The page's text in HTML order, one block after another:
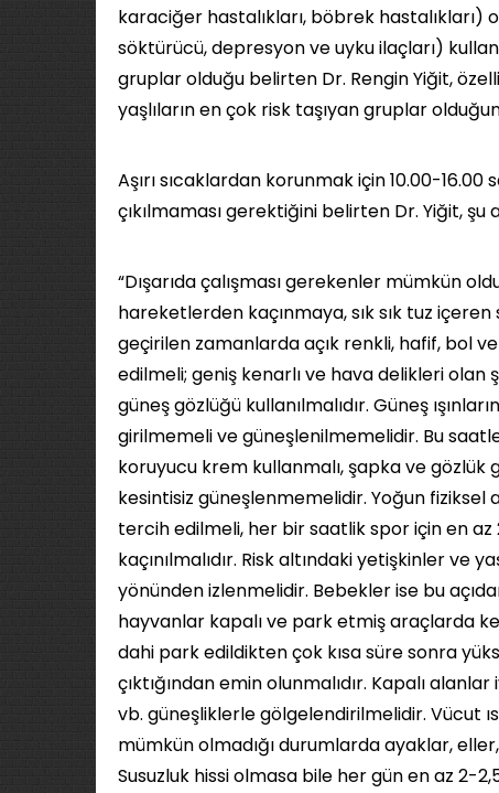
karaciğer hastalıkları, böbrek
söktürücü, depresyon ve uyku ilaçları)
gruplar olduğu belirten Dr. Rengin Yiğit,
yaşlıların en çok risk taşıyan gruplar
Aşırı sıcaklardan korunmak için 10.00-
çıkılmaması gerektiğini belirten Dr. Yiğit, şu
“Dışarıda çalışması gerekenler mümkün
hareketlerden kaçınmaya, sık sık tuz
geçirilen zamanlarda açık renkli, hafif, bol
edilmeli; geniş kenarlı ve hava delikleri olan
güneş gözlüğü kullanılmalıdır. Güneş
girilmemeli ve güneşlenilmemelidir. Bu
koruyucu krem kullanmalı, şapka ve gözlük
kesintisiz güneşlenmemelidir. Yoğun
tercih edilmeli, her bir saatlik spor için en az
kaçınılmalıdır. Risk altındaki yetişkinler ve
yönünden izlenmelidir. Bebekler ise bu
hayvanlar kapalı ve park etmiş araçlarda
dahi park edildikten çok kısa süre sonra
çıktığından emin olunmalıdır. Kapalı
vb. güneşliklerle gölgelendirilmelidir. Vücut
mümkün olmadığı durumlarda ayaklar,
Susuzluk hissi olmasa bile her gün en az 2-